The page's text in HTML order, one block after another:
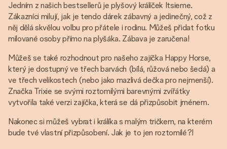
Jedním z našich bestsellerů je plyšový králíček Itsieme.
Zákazníci milují, jak je tendo dárek zábavný a jedinečný, což z
něj dělá skvělou volbu pro přátele i rodinu. Můžeš přidat fotku
milované osoby přímo na plyšáka. Zábava je zaručena!
Můžeš se také rozhodnout pro našeho zajíčka Happy Horse,
který je dostupný ve třech barvách (bílá, růžová nebo šedá) a
ve třech velikostech (nebo jako mazlivá dečka pro nejmenší).
Značka Trixie se svými roztomilými barevnými zvířátky
vytvořila také verzi zajíčka, která se dá přizpůsobit jménem.
Nakonec si můžeš vybrat i králíka s malým tričkem, na kterém
bude tvé vlastní přizpůsobení. Jak je to jen roztomilé?!